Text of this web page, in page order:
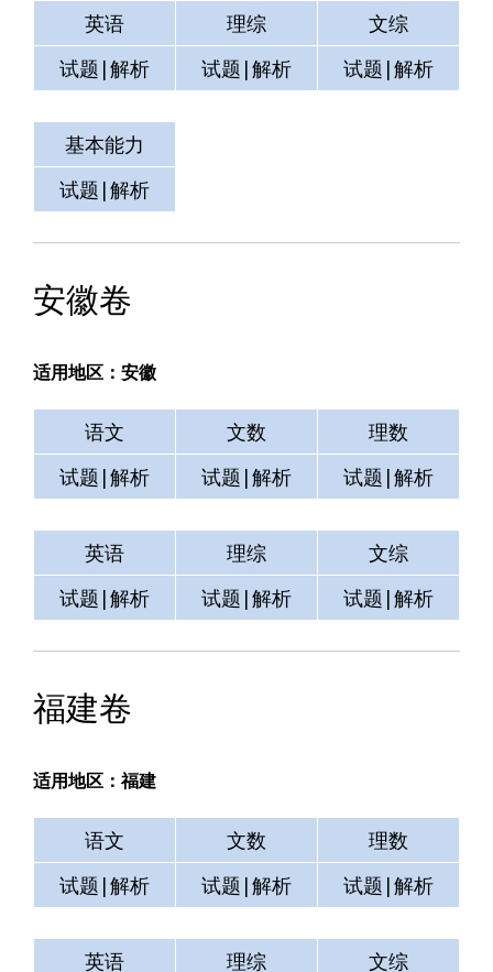
英语 理综
文综
试题|解析
试题|解析 试题|解析
基本能力
试题|解析
安徽卷
适用地区：安徽
语文 文数
理数
试题|解析
试题|解析 试题|解析
英语 理综
文综
试题|解析
试题|解析 试题|解析
福建卷
适用地区：福建
语文 文数
理数
试题|解析
试题|解析 试题|解析
英语 理综 文综